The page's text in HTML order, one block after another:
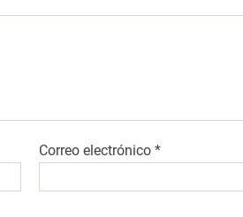
Correo electrónico*